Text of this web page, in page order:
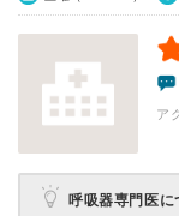
ア
呼吸器専門医に